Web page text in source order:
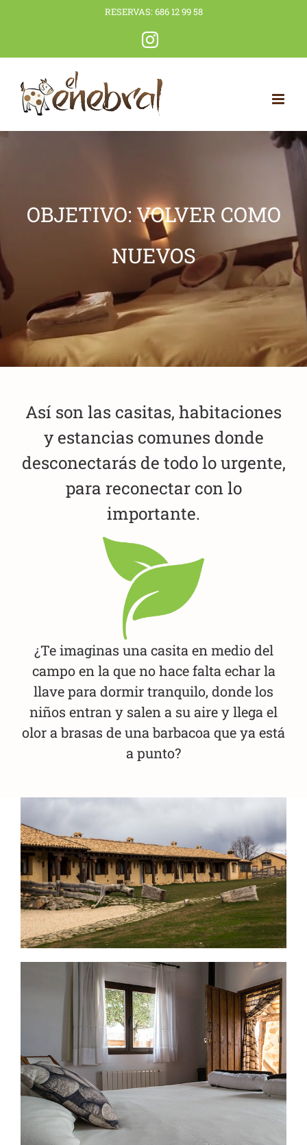
RESERVAS:686 12 99 58
Instagram
OBJETIVO: VOLVER COMO
NUEVOS
Así son las casitas, habitaciones
y estancias comunes donde
desconectarás de todo lo urgente,
para reconectar con lo
importante.
¿Te imaginas una casita en medio del
campo en la que no hace falta echar la
llave para dormir tranquilo, donde los
niños entran y salen a su aire y llega el
olor a brasas de una barbacoa que ya está
a punto?